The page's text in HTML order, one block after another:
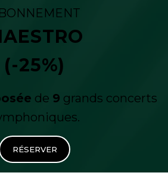
(-25%)
de 9 grands concerts
RÉSERVER